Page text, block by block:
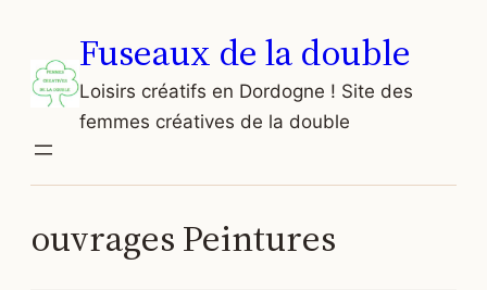
contenu
Fuseaux de la double
Loisirs créatifs en Dordogne ! Site des
femmes créatives de la double
ouvrages Peintures